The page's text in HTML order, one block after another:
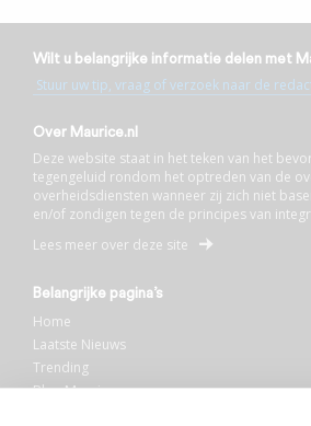
Wilt u belangrijke informatie delen met
Stuur uw tip, vraag of verzoek naar de
Over Maurice.nl
Deze website staat in het teken van het
tegengeluid rondom het optreden van de
overheidsdiensten wanneer zij zich niet
en/of zondigen tegen de principes van
Lees meer over deze site
Belangrijke pagina’s
Home
Laatste Nieuws
Trending
Blog Maurice